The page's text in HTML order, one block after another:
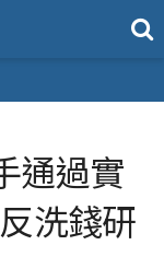
通過實
洗錢研